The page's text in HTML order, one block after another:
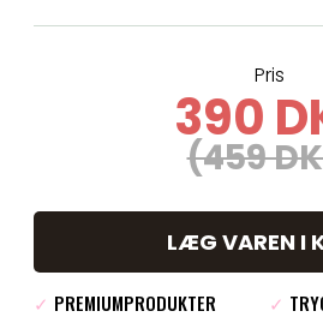
Pris
390
(459
LÆG VAREN I
✓ PREMIUMPRODUKTER ✓